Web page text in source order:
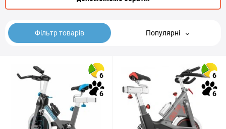
Фільтр товарів Популярні
6
6
6
6